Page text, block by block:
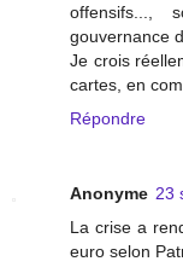
offensifs...,
gouvernance
Je crois
cartes, en
Répondre
Anonyme 23
La crise a
euro selon